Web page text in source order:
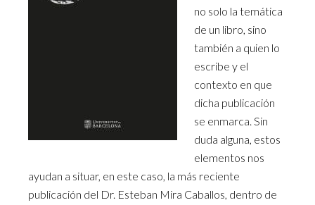
no solo la temática
de un libro, sino
también a quien lo
escribe y el
contexto en que
dicha publicación
se enmarca. Sin
duda alguna, estos
elementos nos
ayudan a situar, en este caso, la más reciente
publicación del Dr. Esteban Mira Caballos, dentro de